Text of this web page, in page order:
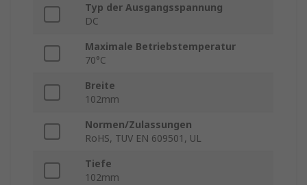
Typ der Ausgangsspannung
DC
Maximale Betriebstemperatur
70°C
Breite
102mm
Normen/Zulassungen
RoHS, TUV EN 609501, UL
Tiefe
102mm